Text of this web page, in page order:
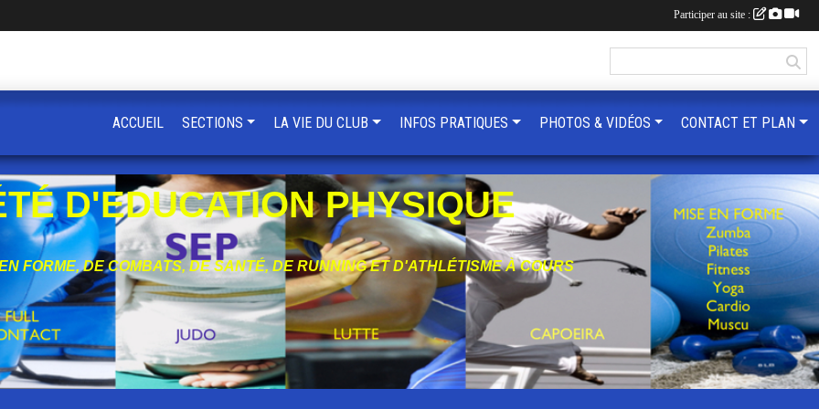
D'EDUCATION PHYSIQUE
FORME, DE COMBATS, DE SANTÉ, DE RUNNING ET D'ATHLÉTISME À COURS
ACCUEIL SECTIONS LA VIE DU CLUB INFOS PRATIQUES PHOTOS & VIDÉOS CONTACT ET PLAN
Participer au site :